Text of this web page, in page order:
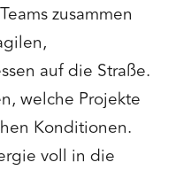
zusammen
auf die Straße.
welche Projekte
Konditionen.
voll in die